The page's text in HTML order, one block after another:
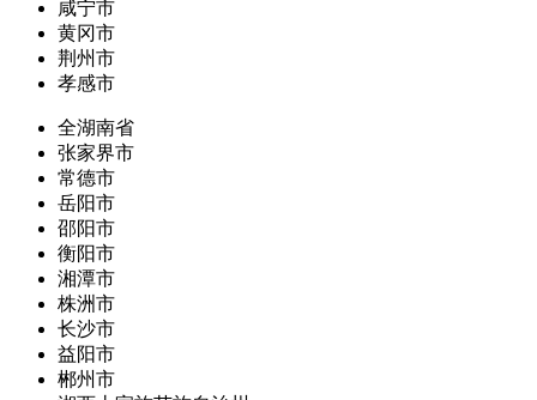
咸宁市
黄冈市
荆州市
孝感市
全湖南省
张家界市
常德市
岳阳市
邵阳市
衡阳市
湘潭市
株洲市
长沙市
益阳市
郴州市